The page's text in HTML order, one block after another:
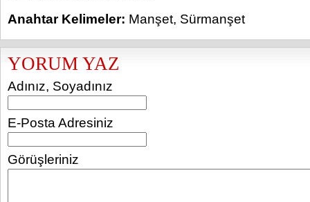
Anahtar Kelimeler: Manşet, Sürmanşet
YORUM YAZ
Adınız, Soyadınız
E-Posta Adresiniz
Görüşleriniz